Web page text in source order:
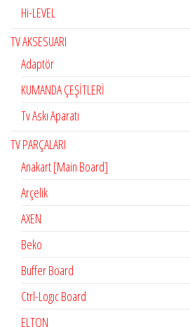
Hi-LEVEL
TV AKSESUARI
Adaptör
KUMANDA ÇEŞİTLERİ
Tv Askı Aparatı
TV PARÇALARI
Anakart [Main Board]
Arçelik
AXEN
Beko
Buffer Board
Ctrl-Logıc Board
ELTON